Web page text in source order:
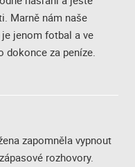
Marně nám naše
je jenom fotbal a ve
dokonce za peníze.
zapomněla vypnout
rozhovory.